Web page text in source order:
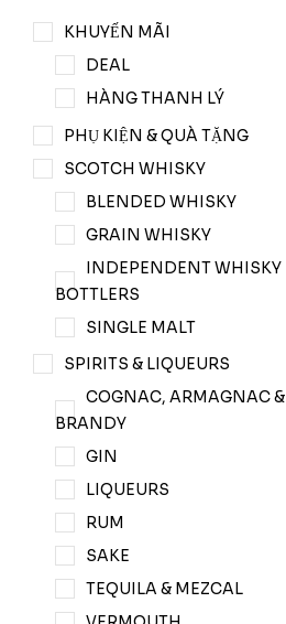
KHUYẾN MÃI
DEAL
HÀNG THANH LÝ
PHỤ KIỆN & QUÀ TẶNG
SCOTCH WHISKY
BLENDED WHISKY
GRAIN WHISKY
INDEPENDENT WHISKY
BOTTLERS
SINGLE MALT
SPIRITS & LIQUEURS
COGNAC, ARMAGNAC &
BRANDY
GIN
LIQUEURS
RUM
SAKE
TEQUILA & MEZCAL